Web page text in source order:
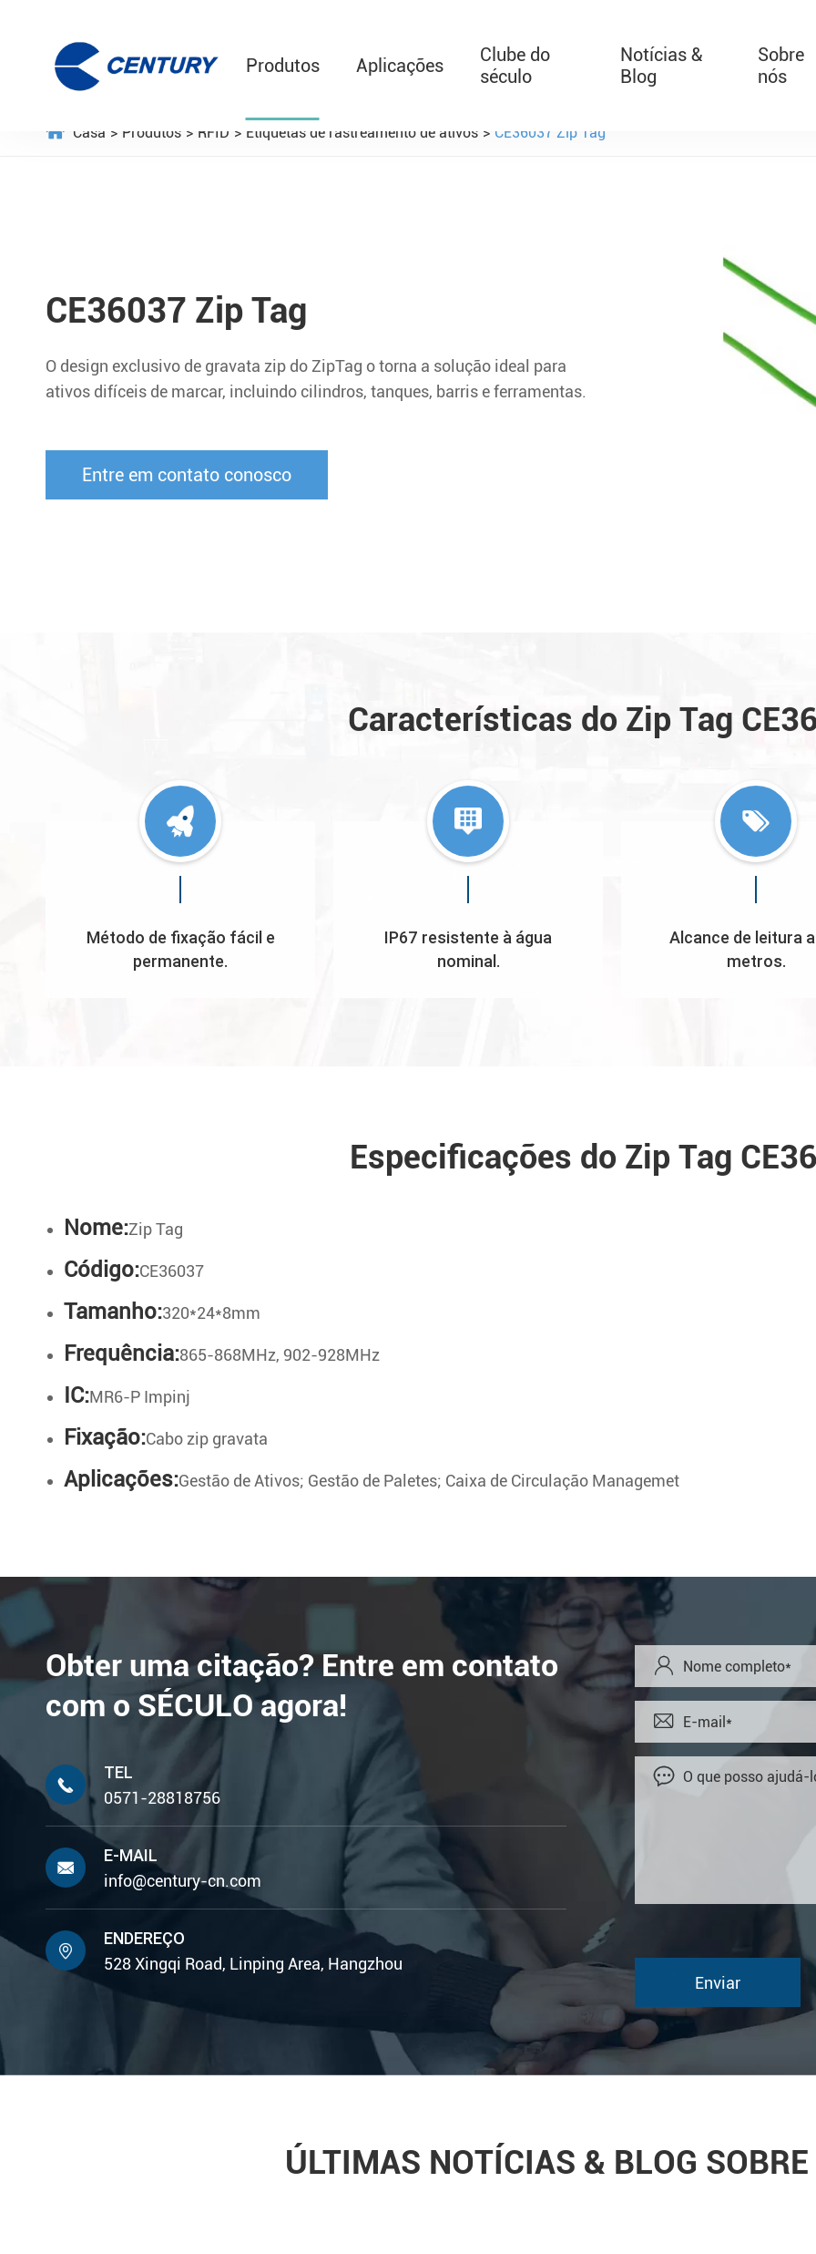
Produtos Aplicações
Clube do
século
Notícias &
Blog
Sobre
nós
Casa Produtos RFID Etiquetas de rastreamento de ativos CE36037 Zip Tag
CE36037 Zip Tag
O design exclusivo de gravata zip do ZipTag o torna a solução ideal para
ativos difíceis de marcar, incluindo cilindros, tanques, barris e ferramentas.
Entre em contato conosco
Características do Zip Tag
Método de fixação fácil e
permanente.
IP67 resistente à água
nominal.
Alcance de leitura
metros.
Especificações do Zip Tag
Nome:Zip Tag
Código:CE36037
Tamanho:320*24*8mm
Frequência:865-868MHz, 902-928MHz
IC:MR6-P Impinj
Fixação:Cabo zip gravata
Aplicações:Gestão de Ativos; Gestão de Paletes; Caixa de Circulação Managemet
Obter uma citação? Entre em contato
com o SÉCULO agora!

TEL
0571-28818756

E-MAIL
info@century-cn.com

ENDEREÇO
528 Xingqi Road, Linping Area, Hangzhou



ÚLTIMAS NOTÍCIAS & BLOG